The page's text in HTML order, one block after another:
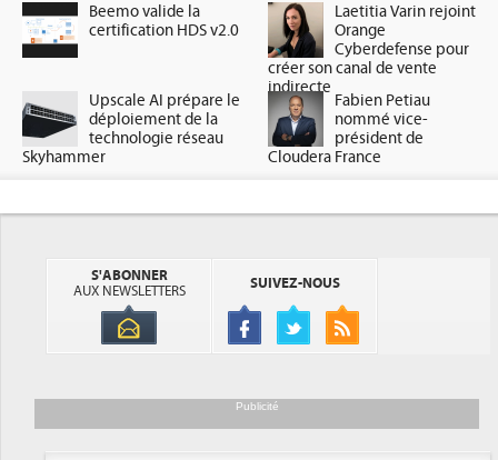
Beemo valide la
certification HDS v2.0
Laetitia Varin rejoint
Orange
Cyberdefense pour
créer son canal de vente
indirecte
Upscale AI prépare le
déploiement de la
technologie réseau
Skyhammer
Fabien Petiau
nommé vice-
président de
Cloudera France
S'ABONNER
AUX NEWSLETTERS
SUIVEZ-NOUS
Publicité